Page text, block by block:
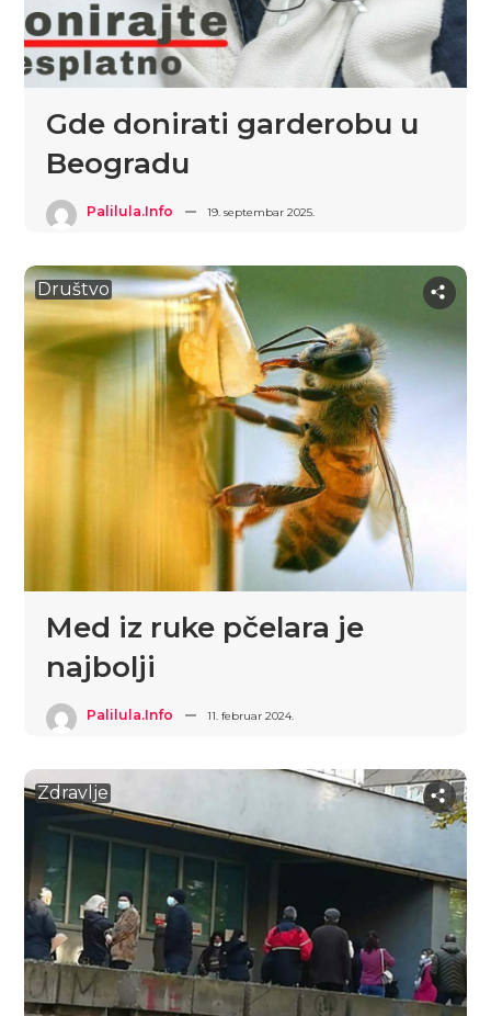
Gde donirati garderobu u
Beogradu
Palilula.info 19. septembar 2025.
Društvo
Med iz ruke pčelara je
najbolji
Palilula.info 11. februar 2024.
Zdravlje